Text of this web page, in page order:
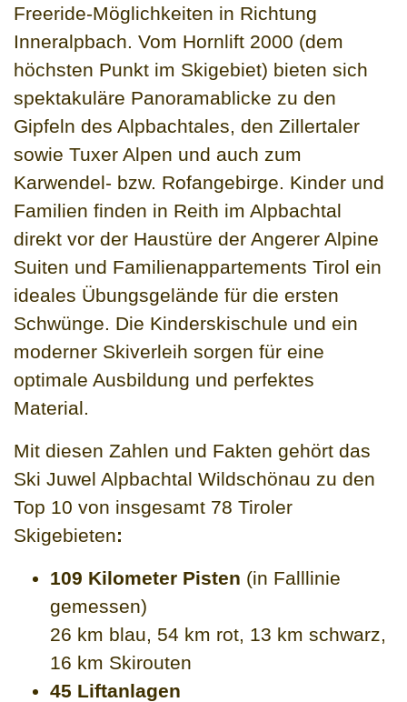
Freeride-Möglichkeiten in Richtung
Inneralpbach. Vom Hornlift 2000 (dem
höchsten Punkt im Skigebiet) bieten sich
spektakuläre Panoramablicke zu den
Gipfeln des Alpbachtales, den Zillertaler
sowie Tuxer Alpen und auch zum
Karwendel- bzw. Rofangebirge. Kinder und
Familien finden in Reith im Alpbachtal
direkt vor der Haustüre der Angerer Alpine
Suiten und Familienappartements Tirol ein
ideales Übungsgelände für die ersten
Schwünge. Die Kinderskischule und ein
moderner Skiverleih sorgen für eine
optimale Ausbildung und perfektes
Material.
Mit diesen Zahlen und Fakten gehört das
Ski Juwel Alpbachtal Wildschönau zu den
Top 10 von insgesamt 78 Tiroler
Skigebieten:
109 Kilometer Pisten (in Falllinie
gemessen)
26 km blau, 54 km rot, 13 km schwarz,
16 km Skirouten
45 Liftanlagen